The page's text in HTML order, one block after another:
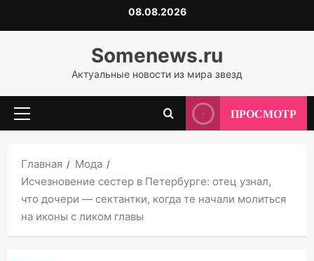
к
08.08.2026
Somenews.ru
Актуальные новости из мира звезд
Основное
ПРОСМОТР
Главная
Мода
Исчезновение сестер в Петербурге: отец узнал,
что дочери — сектантки, когда те начали молиться
на иконы с ликом главы